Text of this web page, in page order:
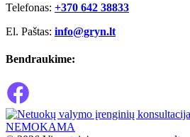
Telefonas: +370 642 38833
El. Paštas: info@gryn.lt
Bendraukime:
NEMOKAMA